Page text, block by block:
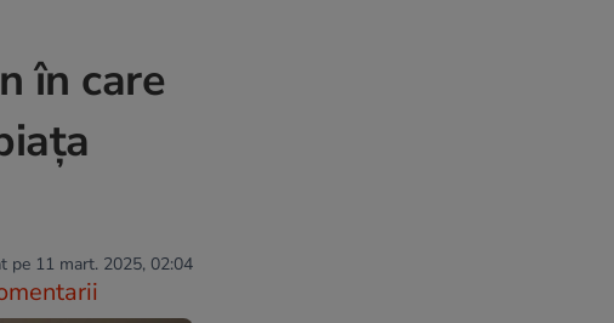
în care
pe 11 mart. 2025, 02:04